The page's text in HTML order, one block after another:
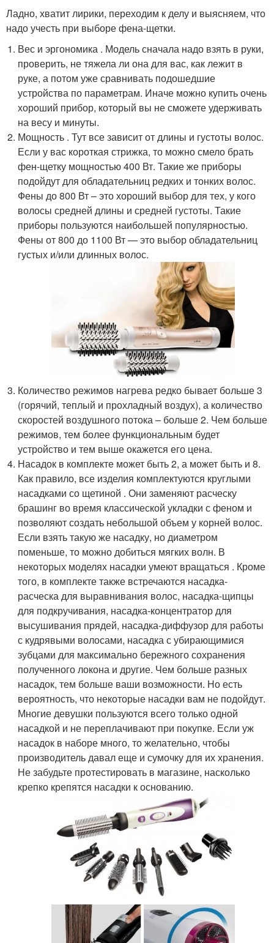
Ладно, хватит лирики, переходим к делу и выясняем, что
надо учесть при выборе фена-щетки.
Вес и эргономика . Модель сначала надо взять в руки,
проверить, не тяжела ли она для вас, как лежит в
руке, а потом уже сравнивать подошедшие
устройства по параметрам. Иначе можно купить очень
хороший прибор, который вы не сможете удерживать
на весу и минуты.
Мощность . Тут все зависит от длины и густоты волос.
Если у вас короткая стрижка, то можно смело брать
фен-щетку мощностью 400 Вт. Такие же приборы
подойдут для обладательниц редких и тонких волос.
Фены до 800 Вт – это хороший выбор для тех, у кого
волосы средней длины и средней густоты. Такие
приборы пользуются наибольшей популярностью.
Фены от 800 до 1100 Вт — это выбор обладательниц
густых и/или длинных волос.
Количество режимов нагрева редко бывает больше 3
(горячий, теплый и прохладный воздух), а количество
скоростей воздушного потока – больше 2. Чем больше
режимов, тем более функциональным будет
устройство и тем выше окажется его цена.
Насадок в комплекте может быть 2, а может быть и 8.
Как правило, все изделия комплектуются круглыми
насадками со щетиной . Они заменяют расческу
брашинг во время классической укладки с феном и
позволяют создать небольшой объем у корней волос.
Если взять такую же насадку, но диаметром
поменьше, то можно добиться мягких волн. В
некоторых моделях насадки умеют вращаться . Кроме
того, в комплекте также встречаются насадка-
расческа для выравнивания волос, насадка-щипцы
для подкручивания, насадка-концентратор для
высушивания прядей, насадка-диффузор для работы
с кудрявыми волосами, насадка с убирающимися
зубцами для максимально бережного сохранения
полученного локона и другие. Чем больше разных
насадок, тем больше ваши возможности. Но есть
вероятность, что некоторые насадки вам не подойдут.
Многие девушки пользуются всего только одной
насадкой и не переплачивают при покупке. Если уж
насадок в наборе много, то желательно, чтобы
производитель давал еще и сумочку для их хранения.
Не забудьте протестировать в магазине, насколько
крепко крепятся насадки к основанию.